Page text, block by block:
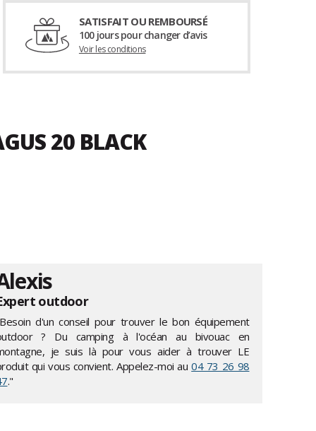
SATISFAIT OU REMBOURSÉ
100 jours pour changer d’avis
Voir les conditions
20 BLACK
outdoor
d'un conseil pour trouver le bon équipement
? Du camping à l'océan au bivouac en
je suis là pour vous aider à trouver LE
qui vous convient. Appelez-moi au04 73 26 98
."